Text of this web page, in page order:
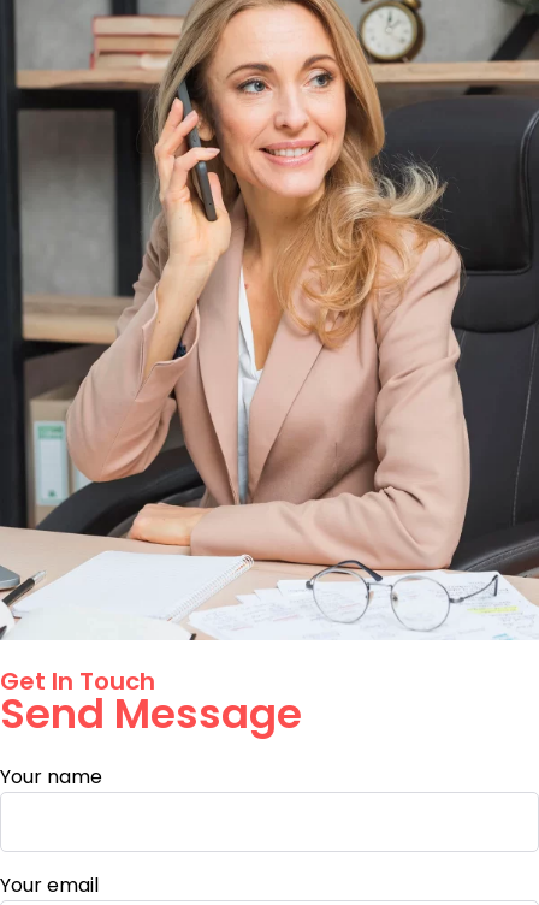
Get In Touch
Send Message
Your name
Your email